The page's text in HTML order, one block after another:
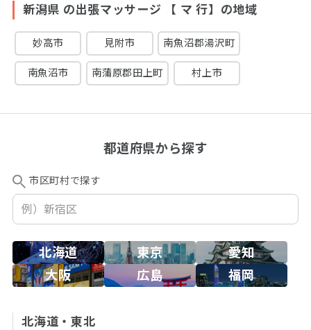
新潟県 の出張マッサージ 【 マ 行】の地域
妙高市 見附市 南魚沼郡湯沢町
南魚沼市 南蒲原郡田上町 村上市
都道府県から探す
市区町村で探す
北海道 東京
愛知
大阪
広島 福岡
北海道・東北